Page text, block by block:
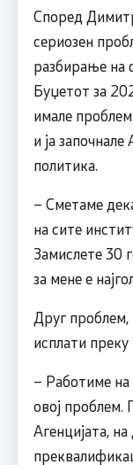
Според
сериозен
разбирање на
Буџетот за
имале
и ја
политика.
– Сметаме
на сите
Замислете 30
за мене е
Друг проблем,
исплати
– Работиме на
овој проблем.
Агенцијата,